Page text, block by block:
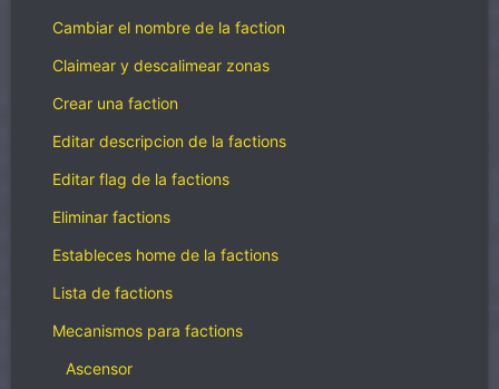
Cambiar el nombre de la faction
Claimear y descalimear zonas
Crear una faction
Editar descripcion de la factions
Editar flag de la factions
Eliminar factions
Estableces home de la factions
Lista de factions
Mecanismos para factions
Ascensor